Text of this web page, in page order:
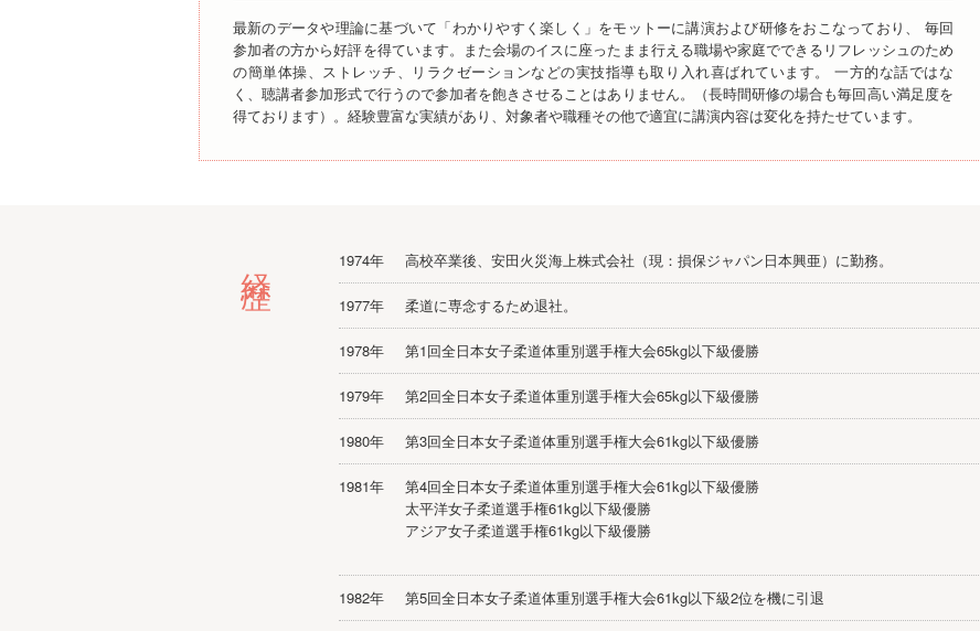
最新のデータや理論に基づいて「わかりやすく楽しく」をモットーに講演および研修をおこなっており、 毎回
参加者の方から好評を得ています。また会場のイスに座ったまま行える職場や家庭でできるリフレッシュのため
の簡単体操、ストレッチ、リラクゼーションなどの実技指導も取り入れ喜ばれています。 一方的な話ではな
く、聴講者参加形式で行うので参加者を飽きさせることはありません。（長時間研修の場合も毎回高い満足度を
得ております）。経験豊富な実績があり、対象者や職種その他で適宜に講演内容は変化を持たせています。
1974年 高校卒業後、安田火災海上株式会社（現：損保ジャパン日本興亜）に勤務。
1977年 柔道に専念するため退社。
1978年 第1回全日本女子柔道体重別選手権大会65kg以下級優勝
1979年 第2回全日本女子柔道体重別選手権大会65kg以下級優勝
1980年 第3回全日本女子柔道体重別選手権大会61kg以下級優勝
1981年
第4回全日本女子柔道体重別選手権大会61kg以下級優勝
太平洋女子柔道選手権61kg以下級優勝
アジア女子柔道選手権61kg以下級優勝
1982年 第5回全日本女子柔道体重別選手権大会61kg以下級2位を機に引退